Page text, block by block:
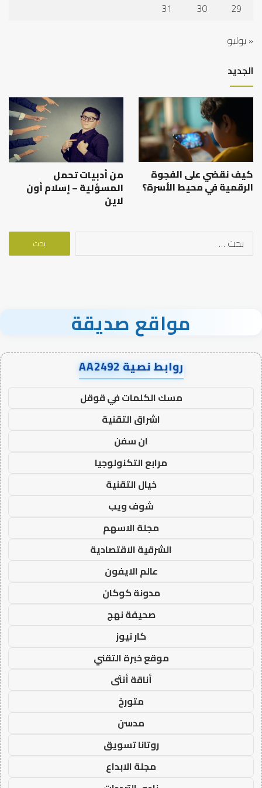
29
30
31
« يوليو
الجديد
كيف نقضي على الفجوة
الرقمية في محيط الأسرة؟
من أدبيات تحمل
المسؤلية – إسلام أون
لاين
البحث
مواقع صديقة
روابط نصية AA2492
مسك الكلمات في قوقل
اشراق التقنية
ان سفن
مرابع التكنولوجيا
خيال التقنية
شوف ويب
مجلة الاسهم
الشرقية الاقتصادية
عالم الايفون
مدونة كوكان
صحيفة نهج
كار نيوز
موقع خبرة التقني
أناقة أنثى
متورخ
مدسن
روتانا تسويق
مجلة الابداع